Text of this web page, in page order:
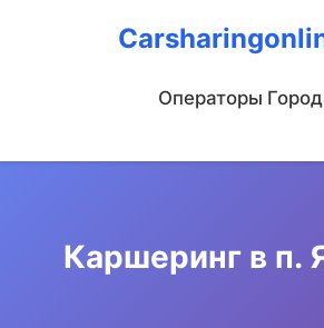
Операторы
Каршеринг в п.